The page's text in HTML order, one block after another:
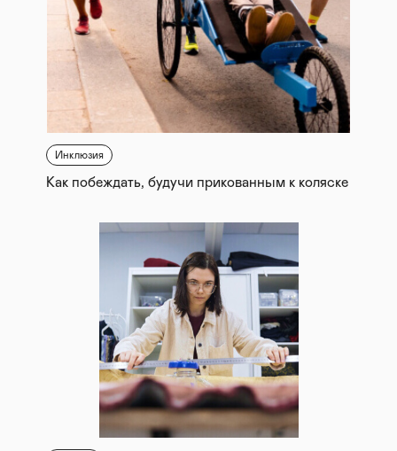
Инклюзия
Как побеждать, будучи прикованным к коляске